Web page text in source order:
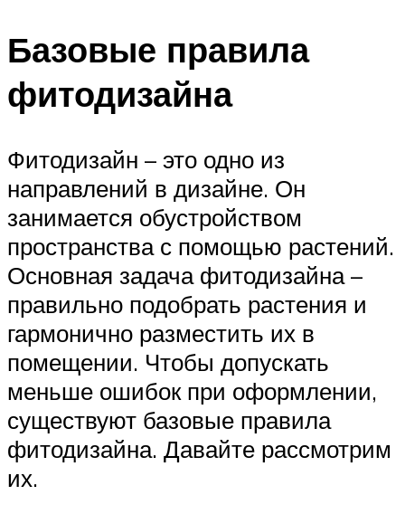
Базовые правила
фитодизайна
Фитодизайн – это одно из
направлений в дизайне. Он
занимается обустройством
пространства с помощью растений.
Основная задача фитодизайна –
правильно подобрать растения и
гармонично разместить их в
помещении. Чтобы допускать
меньше ошибок при оформлении,
существуют базовые правила
фитодизайна. Давайте рассмотрим
их.